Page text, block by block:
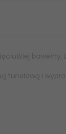
tunelową i